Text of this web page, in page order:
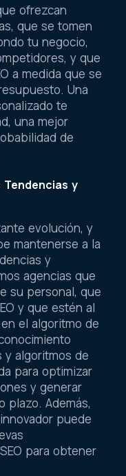
ofrezcan
que se tomen
tu negocio,
y que
a medida que se
Una
te
una mejor
de
y
evolución, y
mantenerse a la
y
agencias que
su personal, que
y que estén al
el algoritmo de
y algoritmos de
para optimizar
y generar
plazo. Además,
puede
para obtener